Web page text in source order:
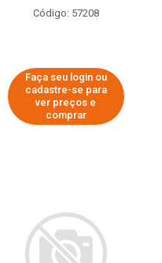
Código: 57208
Faça seu login ou
cadastre-se para
ver preços e
comprar